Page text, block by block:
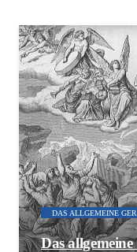
DAS ALLGEMEINE
Das